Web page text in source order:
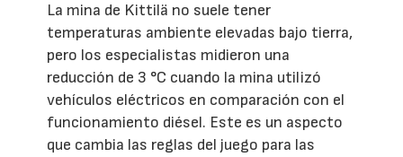
La mina de Kittilä no suele tener
temperaturas ambiente elevadas bajo tierra,
pero los especialistas midieron una
reducción de 3 °C cuando la mina utilizó
vehículos eléctricos en comparación con el
funcionamiento diésel. Este es un aspecto
que cambia las reglas del juego para las